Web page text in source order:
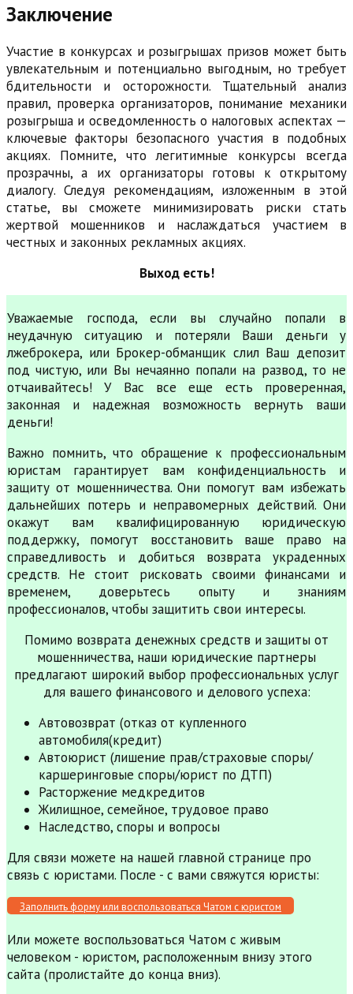
Заключение
Участие в конкурсах и розыгрышах призов может быть
увлекательным и потенциально выгодным, но требует
бдительности и осторожности. Тщательный анализ
правил, проверка организаторов, понимание механики
розыгрыша и осведомленность о налоговых аспектах —
ключевые факторы безопасного участия в подобных
акциях. Помните, что легитимные конкурсы всегда
прозрачны, а их организаторы готовы к открытому
диалогу. Следуя рекомендациям, изложенным в этой
статье, вы сможете минимизировать риски стать
жертвой мошенников и наслаждаться участием в
честных и законных рекламных акциях.
Выход есть!
Уважаемые господа, если вы случайно попали в
неудачную ситуацию и потеряли Ваши деньги у
лжеброкера, или Брокер-обманщик слил Ваш депозит
под чистую, или Вы нечаянно попали на развод, то не
отчаивайтесь! У Вас все еще есть проверенная,
законная и надежная возможность вернуть ваши
деньги!
Важно помнить, что обращение к профессиональным
юристам гарантирует вам конфиденциальность и
защиту от мошенничества. Они помогут вам избежать
дальнейших потерь и неправомерных действий. Они
окажут вам квалифицированную юридическую
поддержку, помогут восстановить ваше право на
справедливость и добиться возврата украденных
средств. Не стоит рисковать своими финансами и
временем, доверьтесь опыту и знаниям
профессионалов, чтобы защитить свои интересы.
Помимо возврата денежных средств и защиты от
мошенничества, наши юридические партнеры
предлагают широкий выбор профессиональных услуг
для вашего финансового и делового успеха:
Автовозврат (отказ от купленного
автомобиля(кредит)
Автоюрист (лишение прав/страховые споры/
каршеринговые споры/юрист по ДТП)
Расторжение медкредитов
Жилищное, семейное, трудовое право
Наследство, споры и вопросы
Для связи можете на нашей главной странице про
связь с юристами. После - с вами свяжутся юристы:
Заполнить форму или воспользоваться Чатом с юристом
Или можете воспользоваться Чатом с живым
человеком - юристом, расположенным внизу этого
сайта (пролистайте до конца вниз).